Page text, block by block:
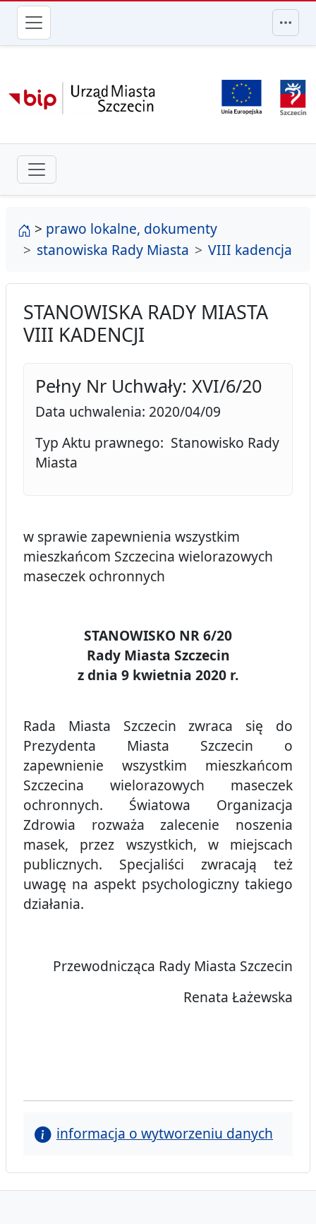
przejdź do głównego menu
strona główna
> prawo lokalne, dokumenty
stanowiska Rady Miasta
VIII kadencja
STANOWISKA RADY MIASTA
VIII KADENCJI
Pełny Nr Uchwały: XVI/6/20
Data uchwalenia: 2020/04/09
Typ Aktu prawnego: Stanowisko Rady
Miasta
w sprawie zapewnienia wszystkim
mieszkańcom Szczecina wielorazowych
maseczek ochronnych
STANOWISKO NR 6/20
Rady Miasta Szczecin
z dnia 9 kwietnia 2020 r.
Rada Miasta Szczecin zwraca się do
Prezydenta Miasta Szczecin o
zapewnienie wszystkim mieszkańcom
Szczecina wielorazowych maseczek
ochronnych. Światowa Organizacja
Zdrowia rozważa zalecenie noszenia
masek, przez wszystkich, w miejscach
publicznych. Specjaliści zwracają też
uwagę na aspekt psychologiczny takiego
działania.
Przewodnicząca Rady Miasta Szczecin
Renata Łażewska
informacja o wytworzeniu danych